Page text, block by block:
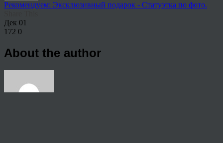
Рекомендуем: Эксклюзивный подарок - Статуэтка по фото.
Дек 01
172 0
About the author